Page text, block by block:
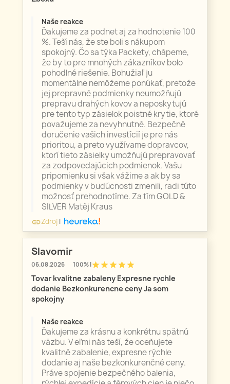
Naše reakce
Ďakujeme za podnet aj za hodnotenie 100
%. Teší nás, že ste boli s nákupom
spokojný. Čo sa týka Packety, chápeme,
že by to pre mnohých zákazníkov bolo
pohodlné riešenie. Bohužiaľ ju
momentálne nemôžeme ponúkať, pretože
jej prepravné podmienky neumožňujú
prepravu drahých kovov a neposkytujú
pre tento typ zásielok poistné krytie, ktoré
považujeme za nevyhnutné. Bezpečné
doručenie vašich investícií je pre nás
prioritou, a preto využívame dopravcov,
ktorí tieto zásielky umožňujú prepravovať
za zodpovedajúcich podmienok. Vašu
pripomienku si však vážime a ak by sa
podmienky v budúcnosti zmenili, radi túto
možnosť prehodnotíme. Za tím GOLD &
SILVER Matěj Kraus
linkZdroj |
Slavomir
06.08.2026 100% |starstarstarstarstar
Tovar kvalitne zabaleny Expresne rychle
dodanie Bezkonkurencne ceny Ja som
spokojny
Naše reakce
Ďakujeme za krásnu a konkrétnu spätnú
väzbu. V eľmi nás teší, že oceňujete
kvalitné zabalenie, expresne rýchle
dodanie aj naše bezkonkurenčné ceny.
Práve spojenie bezpečného balenia,